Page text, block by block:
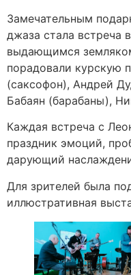
Замечательным
джаза стала встреча
выдающимся
порадовали курскую
(саксофон), Андрей
Бабаян (барабаны),
Каждая встреча с
праздник эмоций,
дарующий
Для зрителей была
иллюстративная